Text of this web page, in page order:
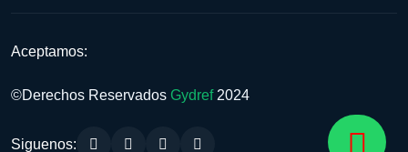
Aceptamos:
©Derechos Reservados Gydref 2024
Siguenos: